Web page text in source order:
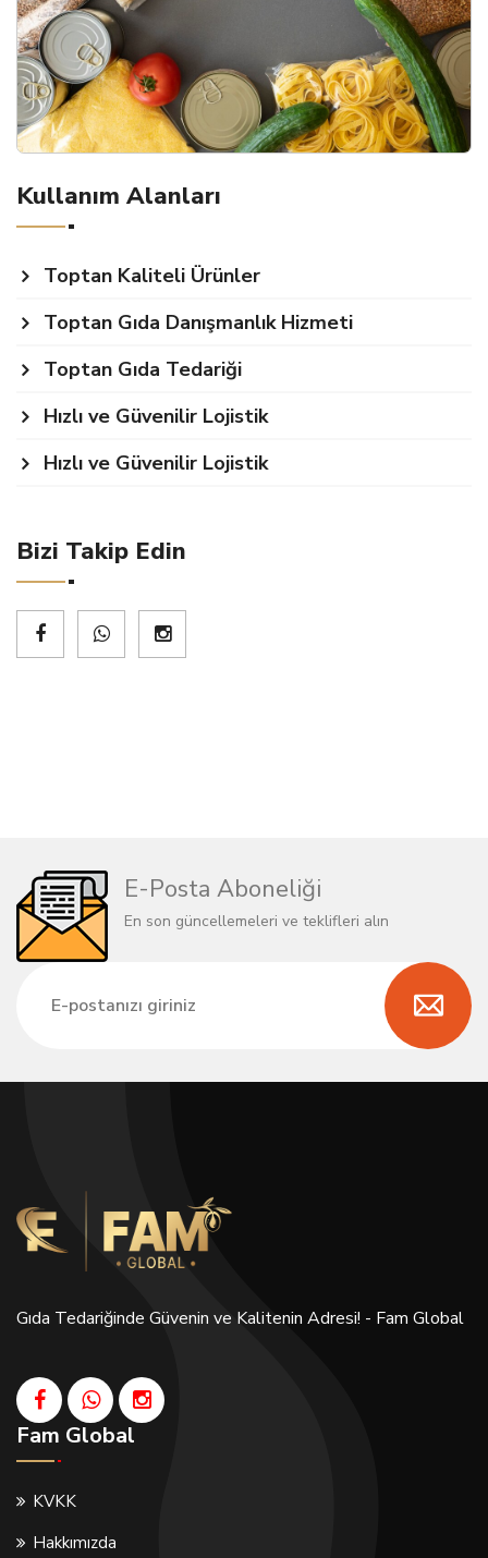
Kullanım Alanları
Toptan Kaliteli Ürünler
Toptan Gıda Danışmanlık Hizmeti
Toptan Gıda Tedariği
Hızlı ve Güvenilir Lojistik
Hızlı ve Güvenilir Lojistik
Bizi Takip Edin
E-Posta Aboneliği
En son güncellemeleri ve teklifleri alın
Gıda Tedariğinde Güvenin ve Kalitenin Adresi! - Fam Global
Fam Global
KVKK
Hakkımızda